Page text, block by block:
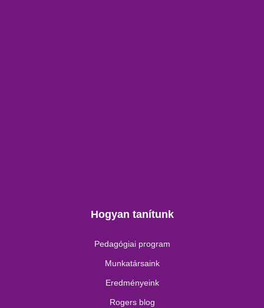
Hogyan tanítunk
Pedagógiai program
Munkatársaink
Eredményeink
Rogers blog